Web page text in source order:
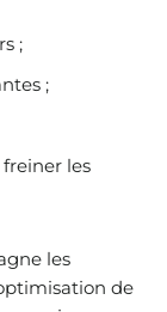
;
;
les
les
de